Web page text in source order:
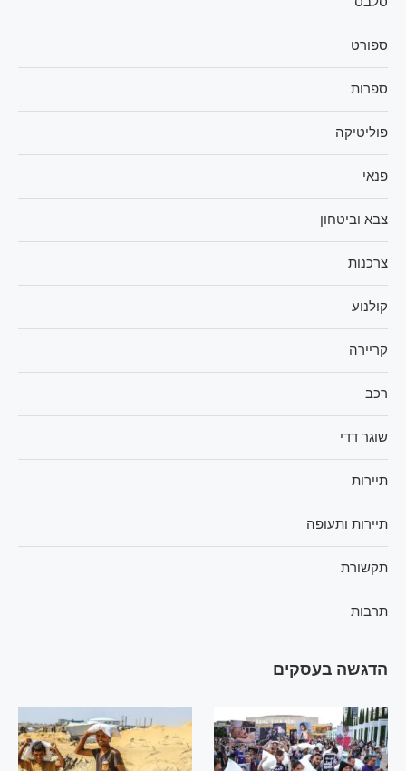
ספורט
ספרות
פוליטיקה
פנאי
צבא וביטחון
צרכנות
קולנוע
קריירה
רכב
שוגר דדי
תיירות
תיירות ותעופה
תקשורת
תרבות
הדגשה בעסקים